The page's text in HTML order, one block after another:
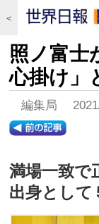
＜
照ノ富士
心掛け」
編集局
満場一致で
出身として